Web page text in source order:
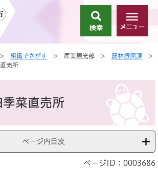
索
メ
ニ
ー
> 組織でさがす > 産業観光部 > 農林振興課
>
売所
菜直売所
ページ内目次
ページID：0003686